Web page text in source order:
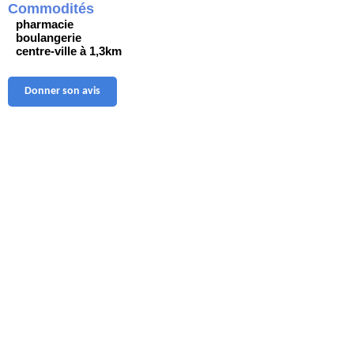
Commodités
pharmacie
boulangerie
centre-ville à 1,3km
Donner son avis